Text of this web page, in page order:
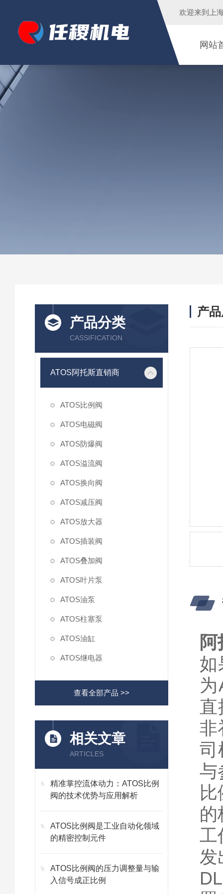
欢迎来到 上
网站
产品分类
CASSIFICATION
ATOS阿托斯直销商
ATOS比例阀
ATOS电磁阀
ATOS防爆阀
ATOS溢流阀
ATOS换向阀
ATOS减压阀
ATOS放大器
ATOS插装阀
ATOS叠加阀
ATOS叶片泵
ATOS油泵
ATOS柱塞泵
ATOS油缸
ATOS继电器
查看全部产品 >>
相关文章
ARTICLES
精准掌控流体动力：ATOS比例
阀的技术优势与应用解析
ATOS比例阀是工业自动化领域
的精密控制元件
ATOS比例阀的压力调整量与输
入信号成正比例
产
如
直
非
司
与
的
工
发